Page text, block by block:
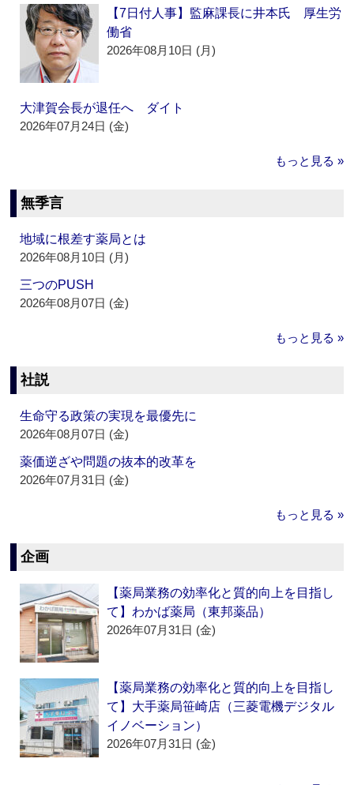
【7日付人事】監麻課長に井本氏 厚生労
働省
2026年08月10日 (月)
大津賀会長が退任へ ダイト
2026年07月24日 (金)
もっと見る »
無季言
地域に根差す薬局とは
2026年08月10日 (月)
三つのPUSH
2026年08月07日 (金)
もっと見る »
社説
生命守る政策の実現を最優先に
2026年08月07日 (金)
薬価逆ざや問題の抜本的改革を
2026年07月31日 (金)
もっと見る »
企画
【薬局業務の効率化と質的向上を目指し
て】わかば薬局（東邦薬品）
2026年07月31日 (金)
【薬局業務の効率化と質的向上を目指し
て】大手薬局笹崎店（三菱電機デジタル
イノベーション）
2026年07月31日 (金)